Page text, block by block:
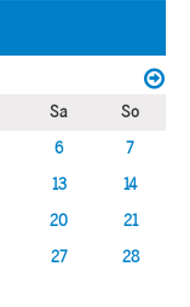
Sa
So
6
7
13
14
20
21
27
28